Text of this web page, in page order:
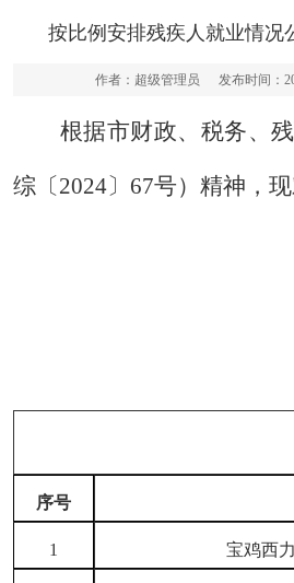
按比例安排残疾人就业情况
作者：超级管理员 发布时间：
根据市财政、 税务、
综〔2024〕 67号）精神，
序号
1 宝鸡西